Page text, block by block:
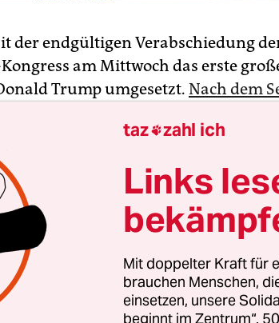
der endgültigen Verabschiedung
am Mittwoch das erste
Trump umgesetzt. Nach dem
war eine zweite Abstimmung nötig
hatte das Repräsentantenhaus
dem Kongress und sprach von
Familien, Arbeiter und
er habe der Öffentlichkeit „eine
zu Weihnachten“ versprochen,
taz zahl ich
Links
Mit doppelter Kraft für
brauchen Menschen,
einsetzen, unsere
beginnt im Zentrum“.